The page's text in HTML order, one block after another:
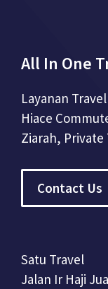
All In One
Layanan
Hiace
Ziarah,
Contact Us
Satu Travel
Jalan Ir Haji